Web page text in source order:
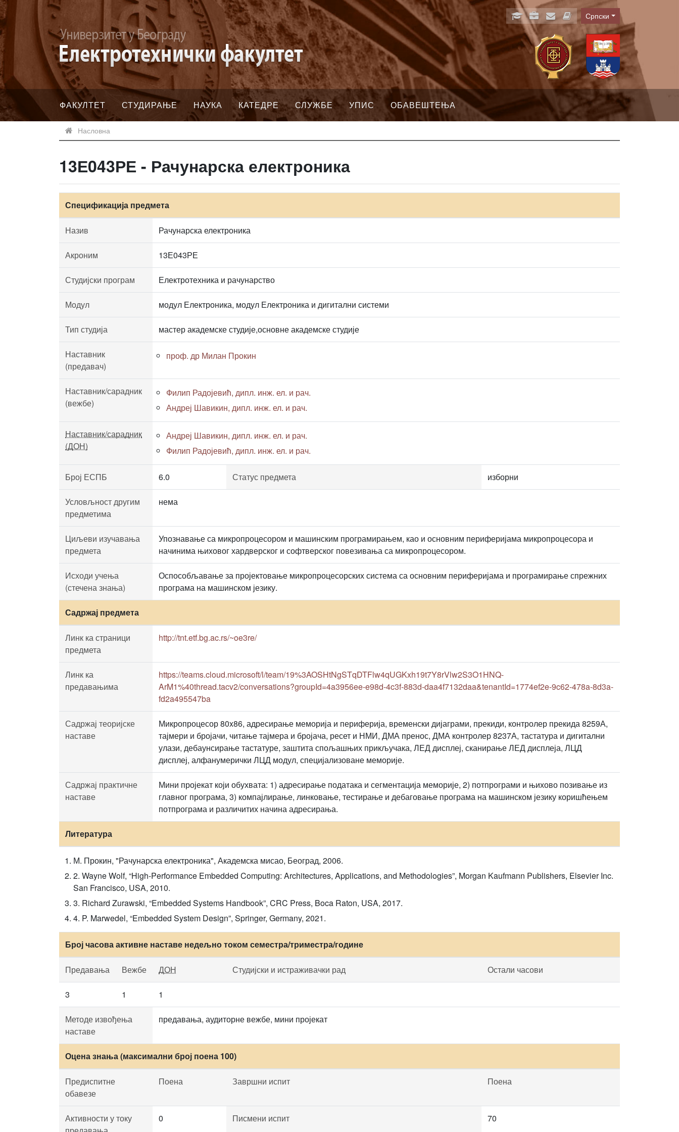
Language
Српски
ФАКУЛТЕТ СТУДИРАЊЕ НАУКА КАТЕДРЕ СЛУЖБЕ УПИС ОБАВЕШТЕЊА
Насловна
13Е043РЕ - Рачунарска електроника
Спецификација предмета
Назив Рачунарска електроника
Акроним 13Е043РЕ
Студијски програм Електротехника и рачунарство
Модул модул Електроника, модул Електроника и дигитални системи
Тип студија мастер академске студије,основне академске студије
Наставник
(предавач)
проф. др Милан Прокин
Наставник/сарадник
(вежбе)
Филип Радојевић, дипл. инж. ел. и рач.
Андреј Шавикин, дипл. инж. ел. и рач.
Наставник/сарадник
(ДОН)
Андреј Шавикин, дипл. инж. ел. и рач.
Филип Радојевић, дипл. инж. ел. и рач.
Број ЕСПБ 6.0 Статус предмета изборни
Условљност другим
предметима
нема
Циљеви изучавања
предмета
Упознавање са микропроцесором и машинским програмирањем, као и основним периферијама микропроцесора и
начинима њиховог хардверског и софтверског повезивања са микропроцесором.
Исходи учења
(стечена знања)
Оспособљавање за пројектовање микропроцесорских система са основним периферијама и програмирање спрежних
програма на машинском језику.
Садржај предмета
Линк ка страници
предмета
http://tnt.etf.bg.ac.rs/~oe3re/
Линк ка
предавањима
https://teams.cloud.microsoft/l/team/19%3AOSHtNgSTqDTFlw4qUGKxh19t7Y8rVlw2S3O1HNQ-
ArM1%40thread.tacv2/conversations?groupId=4a3956ee-e98d-4c3f-883d-daa4f7132daa&tenantId=1774ef2e-9c62-478a-8d3a-
fd2a495547ba
Садржај теоријске
наставе
Микропроцесор 80x86, адресирање меморија и периферија, временски дијаграми, прекиди, контролер прекида 8259А,
тајмери и бројачи, читање тајмера и бројача, ресет и НМИ, ДМА пренос, ДМА контролер 8237А, тастатура и дигитални
улази, дебаунсирање тастатуре, заштита спољашњих прикључака, ЛЕД дисплеј, сканирање ЛЕД дисплеја, ЛЦД
дисплеј, алфанумерички ЛЦД модул, специјализоване меморије.
Садржај практичне
наставе
Мини пројекат који обухвата: 1) адресирање података и сегментација меморије, 2) потпрограми и њихово позивање из
главног програма, 3) компајлирање, линковање, тестирање и дебаговање програма на машинском језику коришћењем
потпрограма и различитих начина адресирања.
Литература
М. Прокин, "Рачунарска електроника", Академска мисао, Београд, 2006.
2. Wayne Wolf, “High-Performance Embedded Computing: Architectures, Applications, and Methodologies”, Morgan Kaufmann Publishers, Elsevier Inc.
San Francisco, USA, 2010.
3. Richard Zurawski, “Embedded Systems Handbook”, CRC Press, Boca Raton, USA, 2017.
4. P. Marwedel, “Embedded System Design”, Springer, Germany, 2021.
Број часова активне наставе недељно током семестра/триместра/године
Предавања Вежбе ДОН Студијски и истраживачки рад Остали часови
3 1 1
Методе извођења
наставе
предавања, аудиторне вежбе, мини пројекат
Оцена знања (максимални број поена 100)
Предиспитне
обавезе
Поена Завршни испит Поена
Активности у току
0 Писмени испит 70